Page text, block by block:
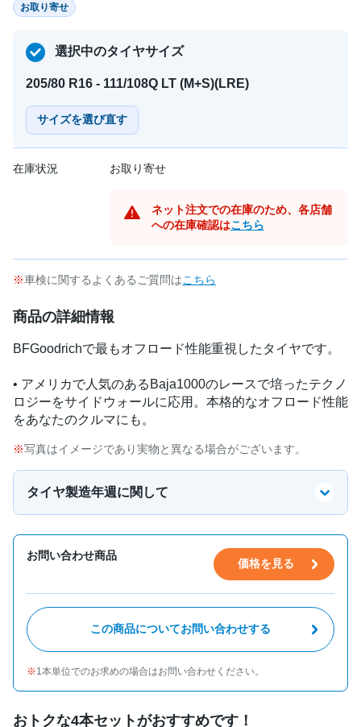
お取り寄せ
選択中のタイヤサイズ
205/80 R16 - 111/108Q LT (M+S)(LRE)
サイズを選び直す
在庫状況 お取り寄せ
ネット注文での在庫のため、各店舗
への在庫確認はこちら
車検に関するよくあるご質問はこちら
商品の詳細情報
BFGoodrichで最もオフロード性能重視したタイヤです。
• アメリカで人気のあるBaja1000のレースで培ったテクノ
ロジーをサイドウォールに応用。本格的なオフロード性能
をあなたのクルマにも。
写真はイメージであり実物と異なる場合がございます。
タイヤ製造年週に関して
お問い合わせ商品
価格を見る
この商品についてお問い合わせする
1本単位でのお求めの場合はお問い合わせください。
おトクな4本セットがおすすめです！